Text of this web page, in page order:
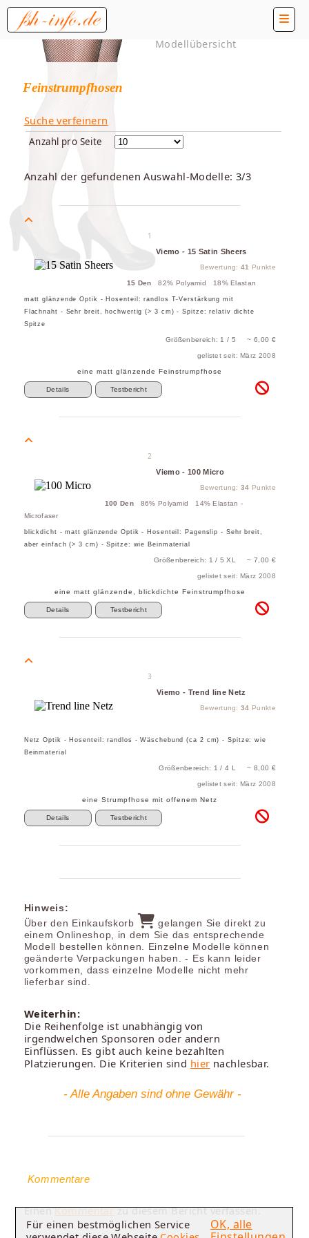
Modellübersicht
Feinstrumpfhosen
Suche verfeinern
Anzahl pro Seite
Anzahl der gefundenen Auswahl-Modelle: 3/3
1
Viemo - 15 Satin Sheers
Bewertung:41 Punkte
15 Den 82% Polyamid 18% Elastan
matt glänzende Optik - Hosenteil: randlos T-Verstärkung mit
Flachnaht - Sehr breit, hochwertig (> 3 cm) - Spitze: relativ dichte
Spitze
Größenbereich: 1 / 5 ~ 6,00 €
gelistet seit: März 2008
eine matt glänzende Feinstrumpfhose
Details Testbericht
2
Viemo - 100 Micro
Bewertung:34 Punkte
100 Den86% Polyamid 14% Elastan -
Microfaser
blickdicht - matt glänzende Optik - Hosenteil: Pagenslip - Sehr breit,
aber einfach (> 3 cm) - Spitze: wie Beinmaterial
Größenbereich: 1 / 5 XL ~ 7,00 €
gelistet seit: März 2008
eine matt glänzende, blickdichte Feinstrumpfhose
Details Testbericht
3
Viemo - Trend line Netz
Bewertung:34 Punkte
Netz Optik - Hosenteil: randlos - Wäschebund (ca 2 cm) - Spitze: wie
Beinmaterial
Größenbereich: 1 / 4 L ~ 8,00 €
gelistet seit: März 2008
eine Strumpfhose mit offenem Netz
Details Testbericht
Hinweis:
Über den Einkaufskorb
gelangen Sie direkt zu
einem Onlineshop, in dem Sie das entsprechende
Modell bestellen können. Einzelne Modelle können
geänderte Verpackungen haben. - Es kann leider
vorkommen, dass einzelne Modelle nicht mehr
lieferbar sind.
Weiterhin:
Die Reihenfolge ist unabhängig von
irgendwelchen Sponsoren oder andern
Einflüssen. Es gibt auch keine bezahlten
Platzierungen. Die Kriterien sind hier nachlesbar.
- Alle Angaben sind ohne Gewähr -
Kommentare
EinenKommentarzu diesem Bericht verfassen.
Für einen bestmöglichen Service
OK, alle